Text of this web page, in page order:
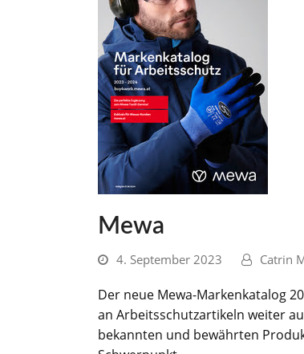
Mewa
4. September 2023 Catrin
Der neue Mewa-Markenkatalog
an Arbeitsschutzartikeln weiter
bekannten und bewährten